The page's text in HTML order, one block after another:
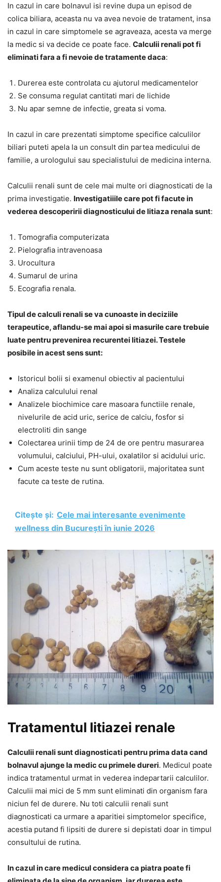
In cazul in care bolnavul isi revine dupa un episod de
colica biliara, aceasta nu va avea nevoie de tratament, insa
in cazul in care simptomele se agraveaza, acesta va merge
la medic si va decide ce poate face. Calculii renali pot fi
eliminati fara a fi nevoie de tratamente daca:
Durerea este controlata cu ajutorul medicamentelor
Se consuma regulat cantitati mari de lichide
Nu apar semne de infectie, greata si voma.
In cazul in care prezentati simptome specifice calculilor
biliari puteti apela la un consult din partea medicului de
familie, a urologului sau specialistului de medicina interna.
Calculii renali sunt de cele mai multe ori diagnosticati de la
prima investigatie. Investigatiiile care pot fi facute in
vederea descoperirii diagnosticului de litiaza renala sunt:
Tomografia computerizata
Pielografia intravenoasa
Urocultura
Sumarul de urina
Ecografia renala.
Tipul de calculi renali se va cunoaste in deciziile
terapeutice, aflandu-se mai apoi si masurile care trebuie
luate pentru prevenirea recurentei litiazei. Testele
posibile in acest sens sunt:
Istoricul bolii si examenul obiectiv al pacientului
Analiza calculului renal
Analizele biochimice care masoara functiile renale,
nivelurile de acid uric, serice de calciu, fosfor si
electroliti din sange
Colectarea urinii timp de 24 de ore pentru masurarea
volumului, calciului, PH-ului, oxalatilor si acidului uric.
Cum aceste teste nu sunt obligatorii, majoritatea sunt
facute ca teste de rutina.
Citește și: Cele mai interesante evenimente
wellness din București în iunie 2026
Tratamentul litiazei renale
Calculii renali sunt diagnosticati pentru prima data cand
bolnavul ajunge la medic cu primele dureri. Medicul poate
indica tratamentul urmat in vederea indepartarii calculilor.
Calculii mai mici de 5 mm sunt eliminati din organism fara
niciun fel de durere. Nu toti calculii renali sunt
diagnosticati ca urmare a aparitiei simptomelor specifice,
acestia putand fi lipsiti de durere si depistati doar in timpul
consultului de rutina.
In cazul in care medicul considera ca piatra poate fi